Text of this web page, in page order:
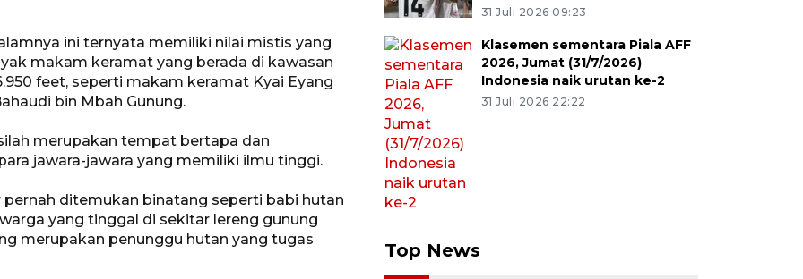
ini ternyata memiliki nilai mistis yang
makam keramat yang berada di kawasan
feet, seperti makam keramat Kyai Eyang
bin Mbah Gunung.
merupakan tempat bertapa dan
jawara-jawara yang memiliki ilmu tinggi.
ditemukan binatang seperti babi hutan
yang tinggal di sekitar lereng gunung
merupakan penunggu hutan yang tugas
31 Juli 2026 09:23
Klasemen sementara Piala AFF
2026, Jumat (31/7/2026)
Indonesia naik urutan ke-2
31 Juli 2026 22:22
Top News